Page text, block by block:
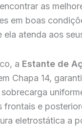
as
em boas
ela atenda aos
a Estante de
Chapa 14,
frontais e
eletrostática a